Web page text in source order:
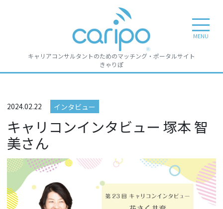
キャリアコンサルタントのためのマッチング・ポータルサイト
きゃりぽ
toggle
MENU
2024.02.22 インタビュー
キャリコンインタビュー 塚本 智
美さん